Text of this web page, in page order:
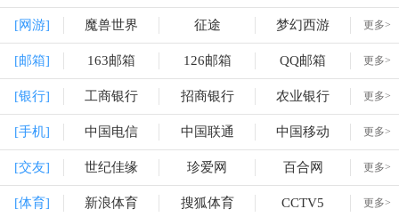
[网游] 魔兽世界 征途 梦幻西游 更多>
[邮箱] 163邮箱 126邮箱 QQ邮箱 更多>
[银行] 工商银行 招商银行 农业银行 更多>
[手机] 中国电信 中国联通 中国移动 更多>
[交友] 世纪佳缘 珍爱网 百合网 更多>
[体育] 新浪体育 搜狐体育 CCTV5 更多>